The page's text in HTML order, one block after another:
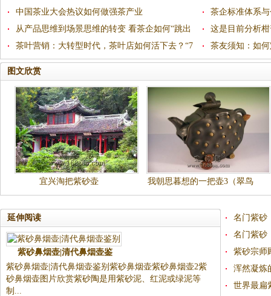
中国茶业大会热议如何做强茶产业
茶企标准体系
从产品思维到场景思维的转变 看茶企如何“跳出
产品卖体验”
这是目前分析
茶叶营销：大转型时代，茶叶店如何活下去？“7
个问题”帮您看清方向！
茶友须知：如
图文欣赏
宜兴淘把紫砂壶
我朝思暮想的一把壶3（翠鸟
莲蓬壶）
延伸阅读
紫砂鼻烟壶|清代鼻烟壶鉴
紫砂鼻烟壶|清代鼻烟壶鉴别紫砂鼻烟壶紫砂鼻烟壶2紫
砂鼻烟壶图片欣赏紫砂陶是用紫砂泥、红泥或绿泥等
制...
名门紫
名门紫
紫砂宗师
浑然凝炼
世界最扁